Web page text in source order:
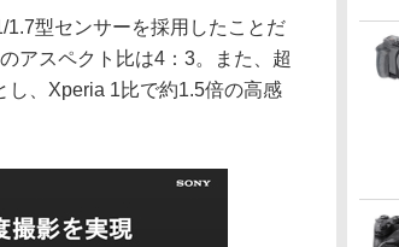
型センサーを採用したことだ
アスペクト比は4：3。また、超
し、Xperia 1比で約1.5倍の高感